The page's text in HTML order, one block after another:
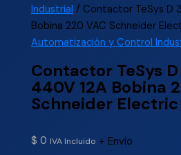
Industrial / Contactor TeSys D
Bobina 220 VAC Schneider
Automatización y Control
Contactor TeSys
440V 12A Bobina
Schneider Electric
$ 0 IVA Incluido + Envío